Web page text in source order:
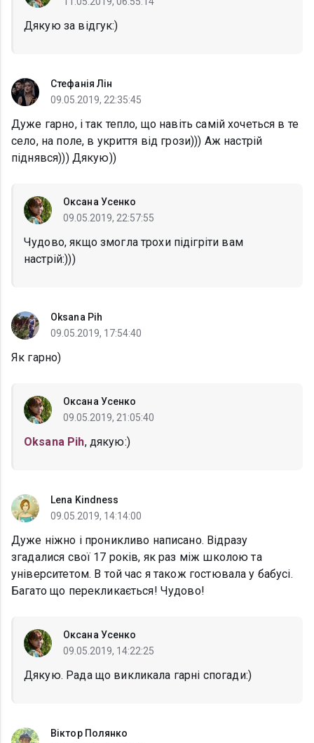
Дякую за відгук:)
Стефанія Лін
09.05.2019, 22:35:45
Дуже гарно, і так тепло, що навіть самій хочеться в те
село, на поле, в укриття від грози))) Аж настрій
піднявся))) Дякую))
Оксана Усенко
09.05.2019, 22:57:55
Чудово, якщо змогла трохи підігріти вам
настрій:)))
Oksana Pih
09.05.2019, 17:54:40
Як гарно)
Оксана Усенко
09.05.2019, 21:05:40
Oksana Pih, дякую:)
Lena Kindness
09.05.2019, 14:14:00
Дуже ніжно і проникливо написано. Відразу
згадалися свої 17 років, як раз між школою та
університетом. В той час я також гостювала у бабусі.
Багато що перекликається! Чудово!
Оксана Усенко
09.05.2019, 14:22:25
Дякую. Рада що викликала гарні спогади:)
Віктор Полянко